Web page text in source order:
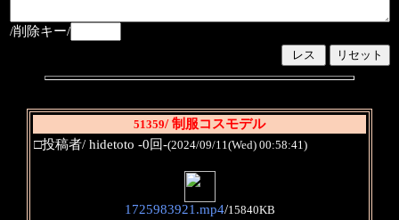
/削除キー/
51359/ 制服コスモデル
□投稿者/ hidetoto -0回-(2024/09/11(Wed) 00:58:41)
1725983921.mp4/15840KB